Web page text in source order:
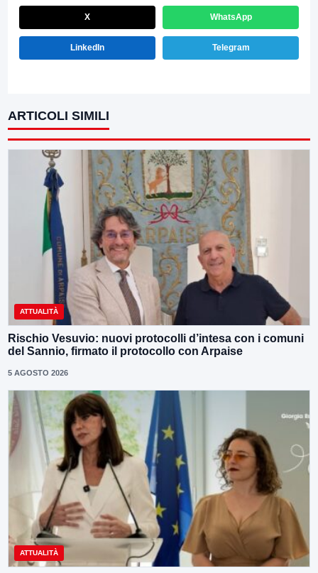
X WhatsApp
LinkedIn Telegram
ARTICOLI SIMILI
ATTUALITÀ
Rischio Vesuvio: nuovi protocolli d’intesa con i comuni
del Sannio, firmato il protocollo con Arpaise
5 AGOSTO 2026
ATTUALITÀ